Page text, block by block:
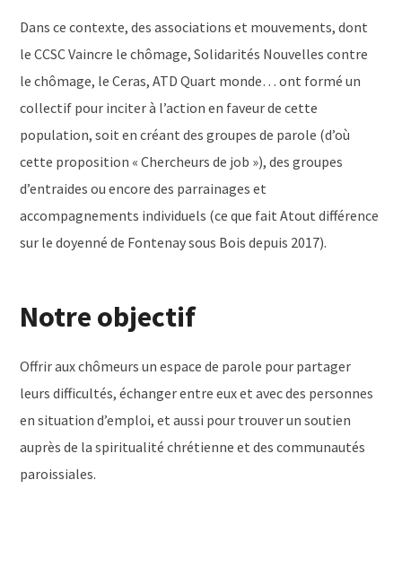
Dans ce contexte, des associations et mouvements, dont
le CCSC Vaincre le chômage, Solidarités Nouvelles contre
le chômage, le Ceras, ATD Quart monde… ont formé un
collectif pour inciter à l’action en faveur de cette
population, soit en créant des groupes de parole (d’où
cette proposition « Chercheurs de job »), des groupes
d’entraides ou encore des parrainages et
accompagnements individuels (ce que fait Atout différence
sur le doyenné de Fontenay sous Bois depuis 2017).
Notre objectif
Offrir aux chômeurs un espace de parole pour partager
leurs difficultés, échanger entre eux et avec des personnes
en situation d’emploi, et aussi pour trouver un soutien
auprès de la spiritualité chrétienne et des communautés
paroissiales.